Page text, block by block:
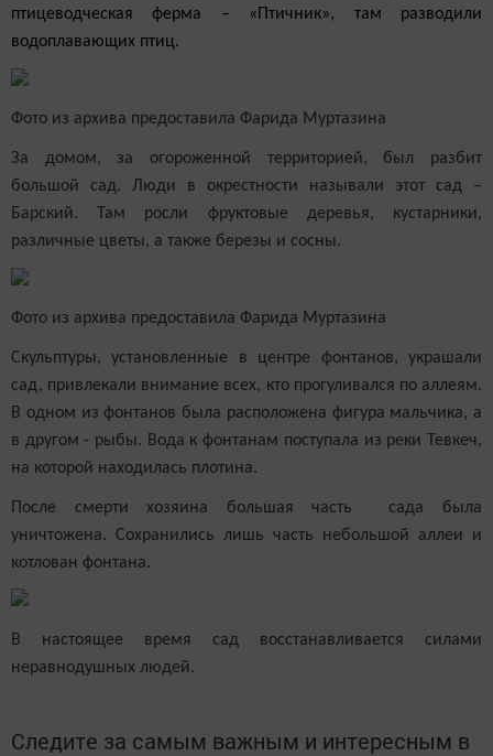
птицеводческая ферма – «Птичник», там разводили
водоплавающих птиц.
Фото из архива предоставила Фарида Муртазина
За домом, за огороженной территорией, был разбит
большой сад. Люди в окрестности называли этот сад –
Барский. Там росли фруктовые деревья, кустарники,
различные цветы, а также березы и сосны.
Фото из архива предоставила Фарида Муртазина
Скульптуры, установленные в центре фонтанов, украшали
сад, привлекали внимание всех, кто прогуливался по аллеям.
В одном из фонтанов была расположена фигура мальчика, а
в другом - рыбы. Вода к фонтанам поступала из реки Тевкеч,
на которой находилась плотина.
После смерти хозяина большая часть сада была
уничтожена. Сохранились лишь часть небольшой аллеи и
котлован фонтана.
В настоящее время сад восстанавливается силами
неравнодушных людей.
Следите за самым важным и интересным в